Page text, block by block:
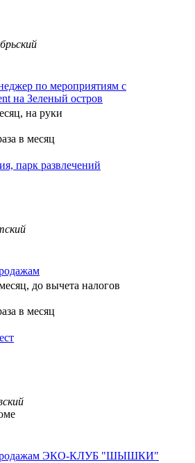
по мероприятиям с
на Зеленый остров
на руки
в месяц
парк развлечений
до вычета налогов
в месяц
ЭКО-КЛУБ "ШЫШКИ"